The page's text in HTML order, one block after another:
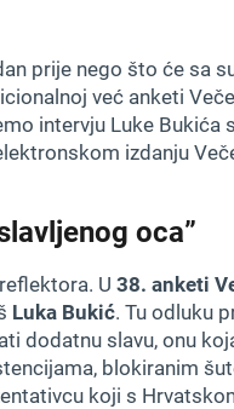
prije nego što će sa
već anketi
intervju Luke Bukića
izdanju
oca”
U 38. anketi
Luka Bukić. Tu odluku
dodatnu slavu, onu
blokiranim
koji s